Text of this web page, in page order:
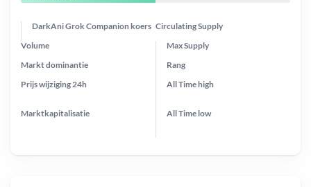
DarkAni Grok Companion koers Circulating Supply
Prijs wijziging 24h
Max Supply
Markt dominantie
Marktkapitalisatie
Volume
Rang
All Timehigh
All Time low